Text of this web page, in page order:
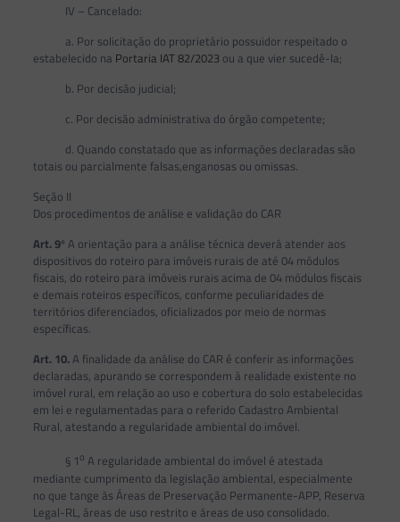
IV – Cancelado:
a. Por solicitação do proprietário possuidor respeitado o
estabelecido na Portaria IAT 82/2023 ou a que vier sucedê-la;
b. Por decisão judicial;
c. Por decisão administrativa do órgão competente;
d. Quando constatado que as informações declaradas são
totais ou parcialmente falsas,enganosas ou omissas.
Seção II
Dos procedimentos de análise e validação do CAR
Art. 9º A orientação para a análise técnica deverá atender aos
dispositivos do roteiro para imóveis rurais de até 04 módulos
fiscais, do roteiro para imóveis rurais acima de 04 módulos fiscais
e demais roteiros específicos, conforme peculiaridades de
territórios diferenciados, oficializados por meio de normas
específicas.
Art. 10.A finalidade da análise do CAR é conferir as informações
declaradas, apurando se correspondem à realidade existente no
imóvel rural, em relação ao uso e cobertura do solo estabelecidas
em lei e regulamentadas para o referido Cadastro Ambiental
Rural, atestando a regularidade ambiental do imóvel.
§ 1o A regularidade ambiental do imóvel é atestada
mediante cumprimento da legislação ambiental, especialmente
no que tange às Áreas de Preservação Permanente-APP, Reserva
Legal-RL, áreas de uso restrito e áreas de uso consolidado.